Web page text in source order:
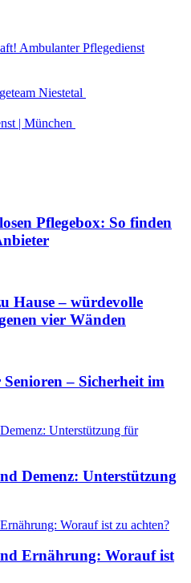
Ambulanter Pflegedienst
Niestetal
| München
Pflegebox: So finden
Hause – würdevolle
vier Wänden
– Sicherheit im
Demenz: Unterstützung
Ernährung: Worauf ist